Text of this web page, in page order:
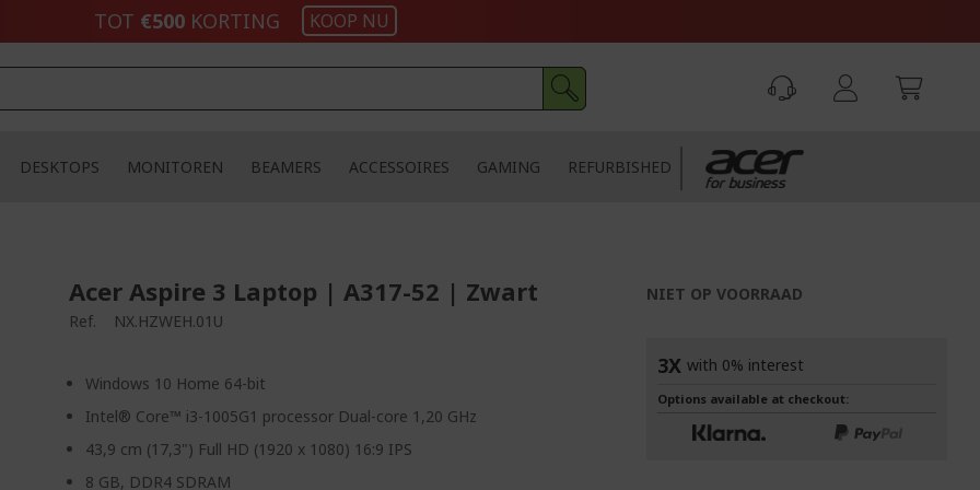
TOT €500KORTING KOOP NU
DESKTOPS MONITOREN BEAMERS ACCESSOIRES GAMING REFURBISHED
Acer Aspire 3 Laptop | A317-52 | Zwart
Ref. NX.HZWEH.01U
Windows 10 Home 64-bit
Intel® Core™ i3-1005G1 processor Dual-core 1,20 GHz
43,9 cm (17,3") Full HD (1920 x 1080) 16:9 IPS
8 GB, DDR4 SDRAM
NIET OP VOORRAAD
3X with 0% interest
Options available at checkout: